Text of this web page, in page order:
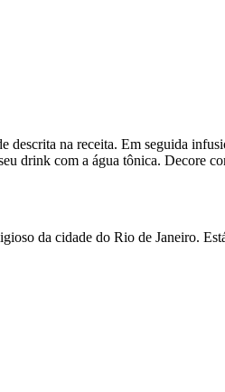
na receita. Em seguida
drink com a água tônica. Decore
da cidade do Rio de Janeiro.